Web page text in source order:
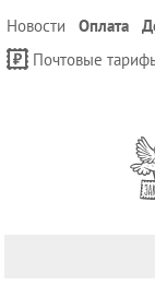
Новости Оплата
Почтовые